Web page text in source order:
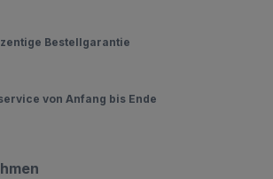
Bestellgarantie
von Anfang bis Ende